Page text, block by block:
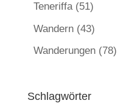
Teneriffa(51)
Wandern(43)
Wanderungen(78)
Schlagwörter